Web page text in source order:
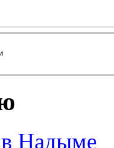
Надыме